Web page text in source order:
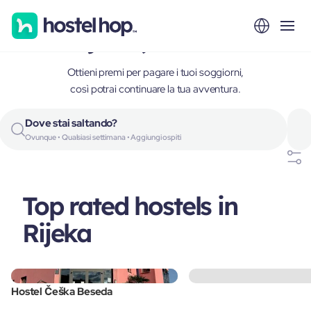
Rijeka, Croatia
Ottieni premi per pagare i tuoi soggiorni,
così potrai continuare la tua avventura.
Dove stai saltando?
Ovunque • Qualsiasi settimana • Aggiungi ospiti
Top rated hostels in
Rijeka
Hostel Češka Beseda